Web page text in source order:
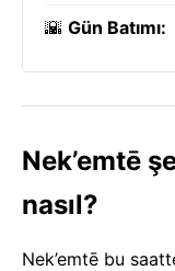
🌇 Gün Batımı:
Nek’emtē
nasıl?
Nek’emtē bu